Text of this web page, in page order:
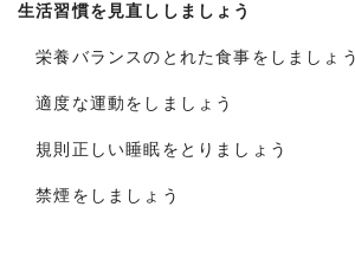
生活習慣を見直ししましょう
栄養バランスのとれた食事をしましょう
適度な運動をしましょう
規則正しい睡眠をとりましょう
禁煙をしましょう